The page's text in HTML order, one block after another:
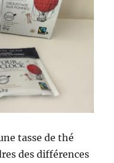
tasse de thé
des différences